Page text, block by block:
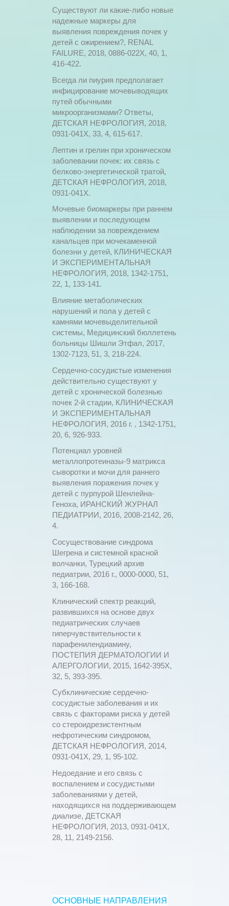
Существуют ли какие-либо новые
надежные маркеры для
выявления повреждения почек у
детей с ожирением?, RENAL
FAILURE, 2018, 0886-022X, 40, 1,
416-422.
Всегда ли пиурия предполагает
инфицирование мочевыводящих
путей обычными
микроорганизмами? Ответы,
ДЕТСКАЯ НЕФРОЛОГИЯ, 2018,
0931-041X, 33, 4, 615-617.
Лептин и грелин при хроническом
заболевании почек: их связь с
белково-энергетической тратой,
ДЕТСКАЯ НЕФРОЛОГИЯ, 2018,
0931-041X.
Мочевые биомаркеры при раннем
выявлении и последующем
наблюдении за повреждением
канальцев при мочекаменной
болезни у детей, КЛИНИЧЕСКАЯ
И ЭКСПЕРИМЕНТАЛЬНАЯ
НЕФРОЛОГИЯ, 2018, 1342-1751,
22, 1, 133-141.
Влияние метаболических
нарушений и пола у детей с
камнями мочевыделительной
системы, Медицинский бюллетень
больницы Шишли Этфал, 2017,
1302-7123, 51, 3, 218-224.
Сердечно-сосудистые изменения
действительно существуют у
детей с хронической болезнью
почек 2-й стадии, КЛИНИЧЕСКАЯ
И ЭКСПЕРИМЕНТАЛЬНАЯ
НЕФРОЛОГИЯ, 2016 г. , 1342-1751,
20, 6, 926-933.
Потенциал уровней
металлопротеиназы-9 матрикса
сыворотки и мочи для раннего
выявления поражения почек у
детей с пурпурой Шенлейна-
Геноха, ИРАНСКИЙ ЖУРНАЛ
ПЕДИАТРИИ, 2016, 2008-2142, 26,
4.
Сосуществование синдрома
Шегрена и системной красной
волчанки, Турецкий архив
педиатрии, 2016 г., 0000-0000, 51,
3, 166-168.
Клинический спектр реакций,
развившихся на основе двух
педиатрических случаев
гиперчувствительности к
парафенилендиамину,
ПОСТЕПИЯ ДЕРМАТОЛОГИИ И
АЛЕРГОЛОГИИ, 2015, 1642-395X,
32, 5, 393-395.
Субклинические сердечно-
сосудистые заболевания и их
связь с факторами риска у детей
со стероидрезистентным
нефротическим синдромом,
ДЕТСКАЯ НЕФРОЛОГИЯ, 2014,
0931-041X, 29, 1, 95-102.
Недоедание и его связь с
воспалением и сосудистыми
заболеваниями у детей,
находящихся на поддерживающем
диализе, ДЕТСКАЯ
НЕФРОЛОГИЯ, 2013, 0931-041X,
28, 11, 2149-2156.
ОСНОВНЫЕ НАПРАВЛЕНИЯ